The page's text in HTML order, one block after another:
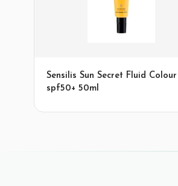
Sensilis Sun Secret Fluid Colour
spf50+ 50ml